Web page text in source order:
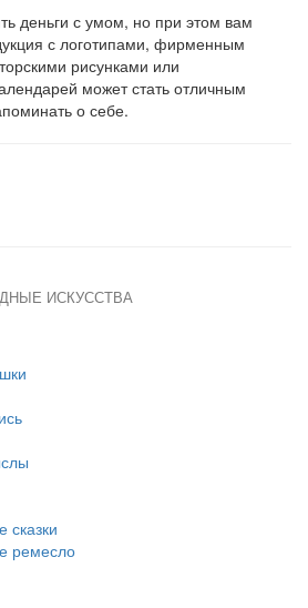
деньги с умом, но при этом вам
с логотипами, фирменным
рисунками или
может стать отличным
о себе.
ИСКУССТВА
сказки
ремесло